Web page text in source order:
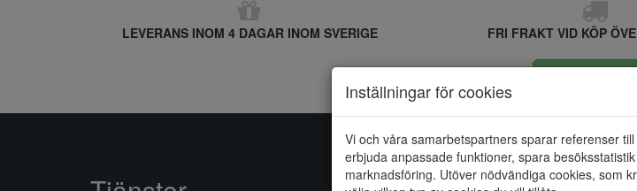
LEVERANS INOM 4 DAGAR INOM SVERIGE FRI FRAKT VID KÖP
Inställningar för cookies
Vi och våra samarbetspartners sparar referenser
erbjuda anpassade funktioner, spara
marknadsföring. Utöver nödvändiga cookies, som